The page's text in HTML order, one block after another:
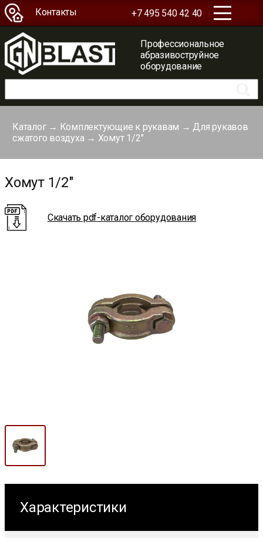
Контакты +7 495 540 42 40
Профессиональное
абразивоструйное
оборудование
Каталог→ Комплектующие к рукавам →Для рукавов
сжатого воздуха→ Хомут 1/2″
Хомут 1/2"
Скачать pdf-каталог оборудования
Характеристики